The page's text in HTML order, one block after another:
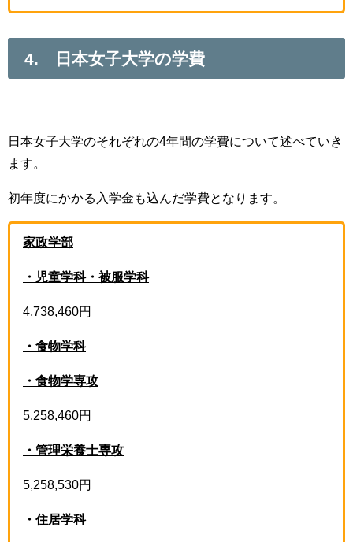
4. 日本女子大学の学費
日本女子大学のそれぞれの4年間の学費について述べていき
ます。
初年度にかかる入学金も込んだ学費となります。
家政学部
・児童学科・被服学科
4,738,460円
・食物学科
・食物学専攻
5,258,460円
・管理栄養士専攻
5,258,530円
・住居学科